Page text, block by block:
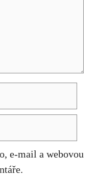
e-mail a webovou